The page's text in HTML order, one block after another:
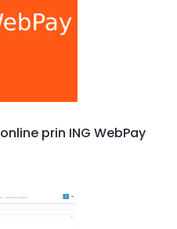
prin ING WebPay